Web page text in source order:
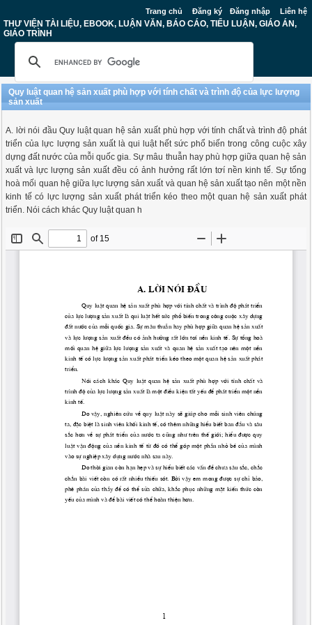
Trang chủ Đăng ký Đăng nhập Liên hệ
THƯ VIỆN TÀI LIỆU, EBOOK, LUẬN VĂN, BÁO CÁO, TIỂU LUẬN, GIÁO ÁN,
GIÁO TRÌNH
Quy luật quan hệ sản xuất phù hợp với tính chất và trình độ của lực lượng
sản xuất
A. lời nói đầu Quy luật quan hệ sản xuất phù hợp với tính chất và trình độ phát
triển của lực lượng sản xuất là qui luật hết sức phổ biến trong công cuộc xây
dựng đất nước của mỗi quốc gia. Sự mâu thuẫn hay phù hợp giữa quan hệ sản
xuất và lực lượng sản xuất đều có ảnh hưởng rất lớn tơí nền kinh tế. Sự tổng
hoà mối quan hệ giữa lực lượng sản xuất và quan hệ sản xuất tạo nên một nền
kinh tế có lực lượng sản xuất phát triển kéo theo một quan hệ sản xuất phát
triển. Nói cách khác Quy luật quan h